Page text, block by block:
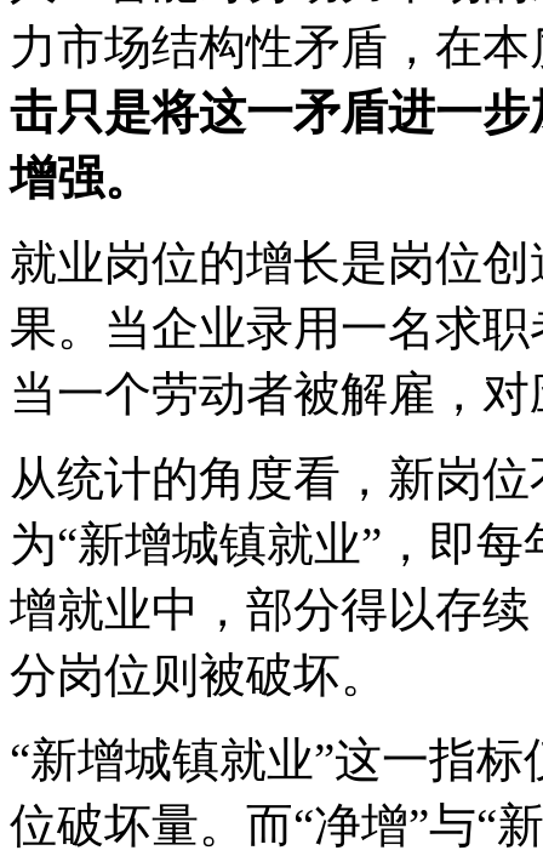
力市场结构性矛盾，在
击只是将这一矛盾进一
增强。
就业岗位的增长是岗位
果。当企业录用一名求
当一个劳动者被解雇，
从统计的角度看，新岗
为“新增城镇就业”，即
增就业中，部分得以存
分岗位则被破坏。
“新增城镇就业”这一指
位破坏量。而“净增”与“